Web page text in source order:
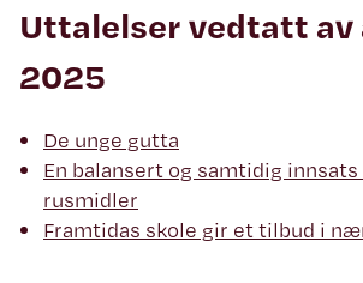
Uttalelser vedtatt
2025
De unge gutta
En balansert og samtidig
rusmidler
Framtidas skole gir et tilbud i